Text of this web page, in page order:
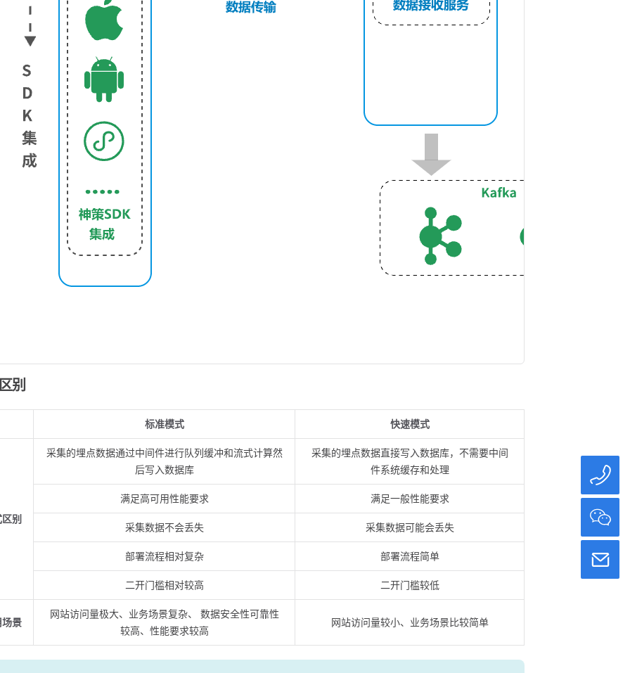
别
标准模式 快速模式
别
采集的埋点数据通过中间件进行队列缓冲和流式计算然
后写入数据库
采集的埋点数据直接写入数据库，不需要中间
件系统缓存和处理
满足高可用性能要求 满足一般性能要求
采集数据不会丢失 采集数据可能会丢失
部署流程相对复杂 部署流程简单
二开门槛相对较高 二开门槛较低
景
网站访问量极大、业务场景复杂、 数据安全性可靠性
较高、性能要求较高
网站访问量较小、业务场景比较简单